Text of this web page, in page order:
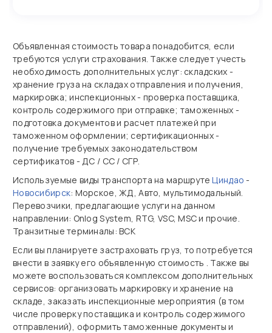
Объявленная стоимость товара понадобится, если
требуются услуги страхования. Также следует учесть
необходимость дополнительных услуг: складских -
хранение груза на складах отправления и получения,
маркировка; инспекционных - проверка поставщика,
контроль содержимого при отправке; таможенных -
подготовка документов и расчет платежей при
таможенном оформлении; сертификационных -
получение требуемых законодательством
сертификатов - ДС / СС / СГР.
Используемые виды транспорта на маршрутеЦиндао -
Новосибирск: Морское, ЖД, Авто, мультимодальный.
Перевозчики, предлагающие услуги на данном
направлении: Onlog System, RTG, VSC, MSC и прочие.
Транзитные терминалы: ВСК
Если вы планируете застраховать груз, то потребуется
внести в заявку его объявленную стоимость . Также вы
можете воспользоваться комплексом дополнительных
сервисов: организовать маркировку и хранение на
складе, заказать инспекционные мероприятия (в том
числе проверку поставщика и контроль содержимого
отправлений), оформить таможенные документы и